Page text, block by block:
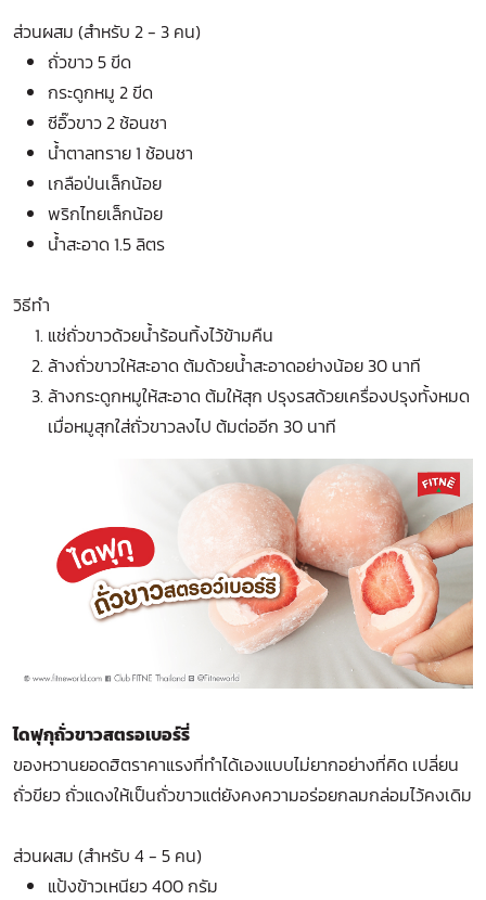
ส่วนผสม (สำหรับ 2 - 3 คน)
ถั่วขาว 5 ขีด
กระดูกหมู 2 ขีด
ซีอิ๊วขาว 2 ช้อนชา
น้ำตาลทราย 1 ช้อนชา
เกลือป่นเล็กน้อย
พริกไทยเล็กน้อย
น้ำสะอาด 1.5 ลิตร
วิธีทำ
แช่ถั่วขาวด้วยน้ำร้อนทิ้งไว้ข้ามคืน
ล้างถั่วขาวให้สะอาด ต้มด้วยน้ำสะอาดอย่างน้อย 30 นาที
ล้างกระดูกหมูให้สะอาด ต้มให้สุก ปรุงรสด้วยเครื่องปรุงทั้งหมด
เมื่อหมูสุกใส่ถั่วขาวลงไป ต้มต่ออีก 30 นาที
ไดฟุกุถั่วขาวสตรอเบอร์รี่
ของหวานยอดฮิตราคาแรงที่ทำได้เองแบบไม่ยากอย่างที่คิด เปลี่ยน
ถั่วขียว ถั่วแดงให้เป็นถั่วขาวแต่ยังคงความอร่อยกลมกล่อมไว้คงเดิม
ส่วนผสม (สำหรับ 4 - 5 คน)
แป้งข้าวเหนียว 400 กรัม